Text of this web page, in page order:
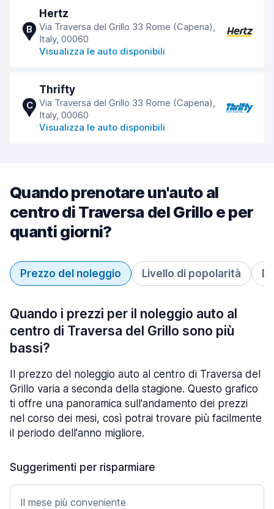
B
Hertz
Via Traversa del Grillo 33 Rome (Capena),
Italy, 00060
Visualizza le auto disponibili
C
Thrifty
Via Traversa del Grillo 33 Rome (Capena),
Italy, 00060
Visualizza le auto disponibili
Quando prenotare un'auto al
centro di Traversa del Grillo e per
quanti giorni?
Prezzo del noleggio Livello di popolarità
Quando i prezzi per il noleggio auto al
centro di Traversa del Grillo sono più
bassi?
Il prezzo del noleggio auto al centro di Traversa del
Grillo varia a seconda della stagione. Questo grafico
ti offre una panoramica sull'andamento dei prezzi
nel corso dei mesi, così potrai trovare più facilmente
il periodo dell'anno migliore.
Suggerimenti per risparmiare
Il mese più conveniente